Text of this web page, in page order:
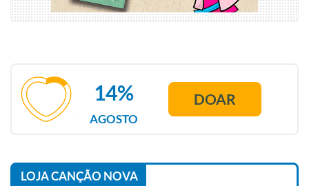
AGOSTO
14% DOAR
LOJA CANÇÃO NOVA